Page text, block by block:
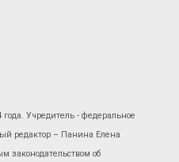
Учредитель - федеральное
редактор – Панина Елена
законодательством об